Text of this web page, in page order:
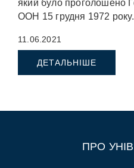
який було проголошено
ООН 15 грудня 1972
11.06.2021
ДЕТАЛЬНІШЕ
ПРО